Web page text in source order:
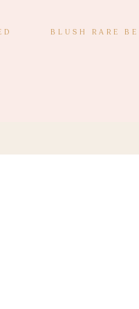
BLUSH RARE